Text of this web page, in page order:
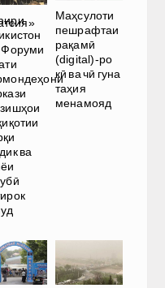
Форуми
ва
Маҳсулоти
пешрафтаи
рақамӣ
(digital)-ро
кӣ ва чӣ гуна
таҳия
менамояд